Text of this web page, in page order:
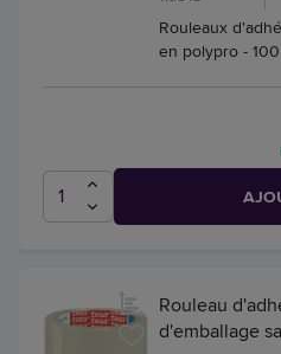
Rouleaux
en polypro -
Rouleau
d'emballage